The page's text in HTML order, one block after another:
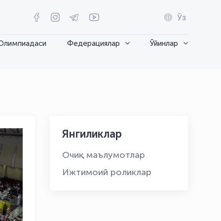
Ўз
Федерациялар Ўйинлар
Янгиликлар
Очиқ маълумотлар
Ижтимоий роликлар